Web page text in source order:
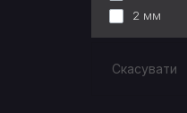
2 мм
Скасувати